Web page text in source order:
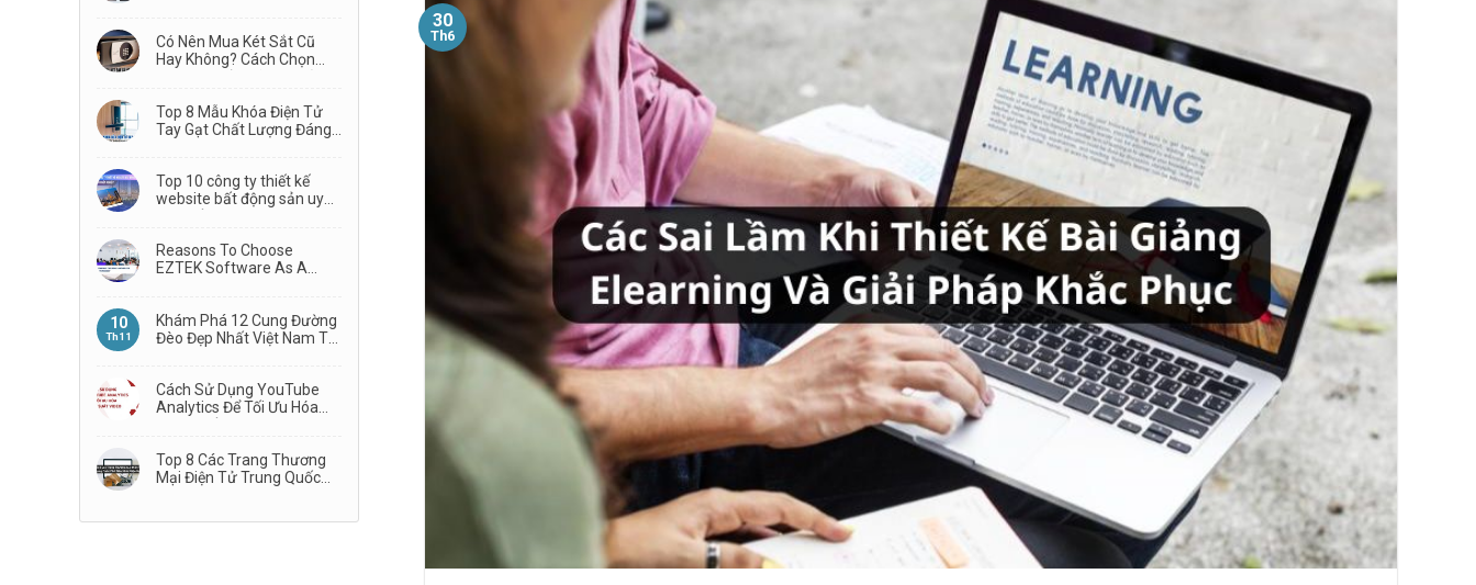
Có Nên Mua Két Sắt Cũ
Hay Không? Cách Chọn
Top 8 Mẫu Khóa Điện Tử
Tay Gạt Chất Lượng Đáng
Top 10 công ty thiết kế
website bất động sản uy
Reasons To Choose
EZTEK Software As A
10
Th11
Khám Phá 12 Cung Đường
Đèo Đẹp Nhất Việt Nam Từ
Cách Sử Dụng YouTube
Analytics Để Tối Ưu Hóa
Top 8 Các Trang Thương
Mại Điện Tử Trung Quốc
30
Th6